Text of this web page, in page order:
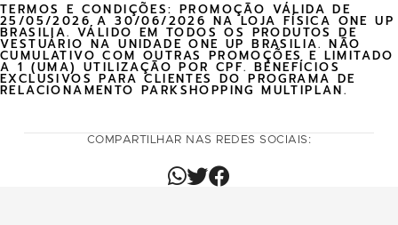
TERMOS E CONDIÇÕES: PROMOÇÃO VÁLIDA DE
25/05/2026 A 30/06/2026 NA LOJA FÍSICA ONE UP
BRASILIA. VÁLIDO EM TODOS OS PRODUTOS DE
VESTUÁRIO NA UNIDADE ONE UP BRASILIA. NÃO
CUMULATIVO COM OUTRAS PROMOÇÕES E LIMITADO
A 1 (UMA) UTILIZAÇÃO POR CPF. BENEFÍCIOS
EXCLUSIVOS PARA CLIENTES DO PROGRAMA DE
RELACIONAMENTO PARKSHOPPING MULTIPLAN.
COMPARTILHAR NAS REDES SOCIAIS: